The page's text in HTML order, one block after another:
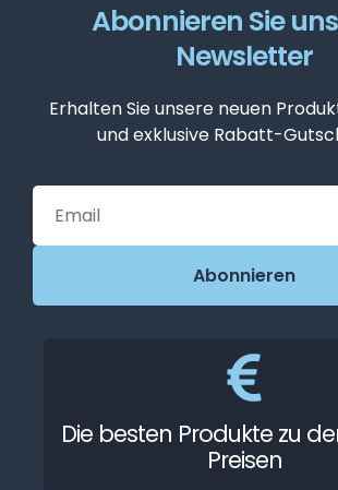
Abonnieren Sie
Newsletter
Erhalten Sie unsere neuen
und exklusive Rabatt-
Die besten Produkte zu
Preisen